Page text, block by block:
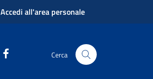
Accedi all'area personale
Cerca